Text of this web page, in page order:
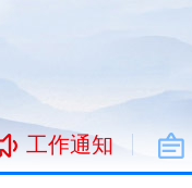
工作通知